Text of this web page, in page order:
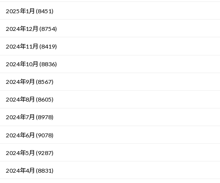
2025年1月 (8451)
2024年12月 (8754)
2024年11月 (8419)
2024年10月 (8836)
2024年9月 (8567)
2024年8月 (8605)
2024年7月 (8978)
2024年6月 (9078)
2024年5月 (9287)
2024年4月 (8831)